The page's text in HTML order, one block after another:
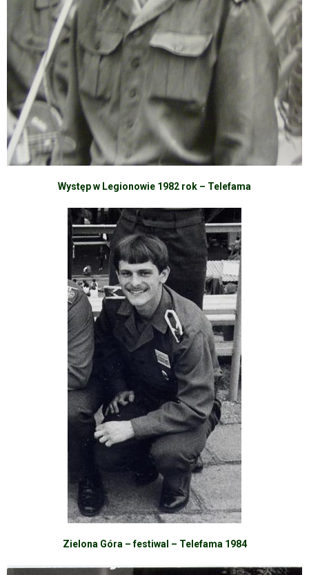
Występ w Legionowie 1982 rok – Telefama
Zielona Góra – festiwal – Telefama 1984